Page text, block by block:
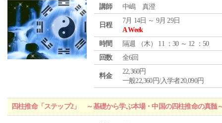
講師 中嶋 真澄
日程
7月 14日 ～ 9月 29日
A Week
時間
隔週 （木） 11 ：30 ～ 12 ：50
回数
全6回
料金
22,360円
一般22,360円/入学者20,090円
四柱推命「ステップ2」 ～基礎から学ぶ本場・中国の四柱推命の真髄